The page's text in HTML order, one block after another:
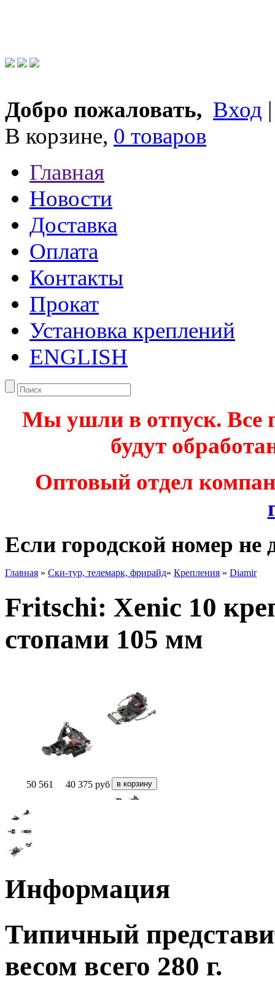
Добро пожаловать, Вход
В корзине, 0 товаров
Главная
Новости
Доставка
Оплата
Контакты
Прокат
Установка креплений
ENGLISH
Мы ушли в отпуск. Все
будут
Оптовый отдел
Если городской номер не
Главная » Ски-тур, телемарк, фрирайд» Крепления » Diamir
Fritschi: Xenic 10
стопами 105 мм
50 561 40 375 руб
Информация
Типичный
весом всего 280 г.